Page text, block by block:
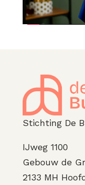
Stichting De
IJweg 1100
Gebouw de
2133 MH